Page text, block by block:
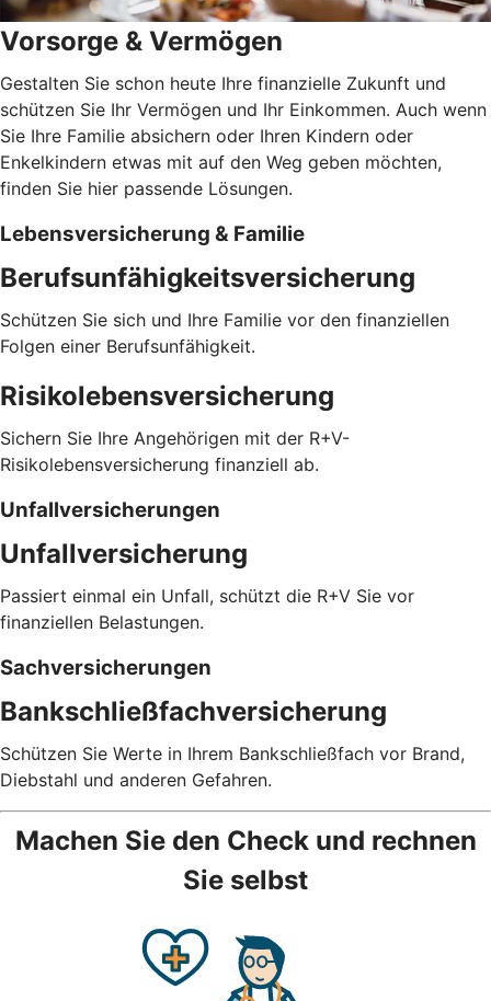
Vorsorge & Vermögen
Gestalten Sie schon heute Ihre finanzielle Zukunft und
schützen Sie Ihr Vermögen und Ihr Einkommen. Auch wenn
Sie Ihre Familie absichern oder Ihren Kindern oder
Enkelkindern etwas mit auf den Weg geben möchten,
finden Sie hier passende Lösungen.
Lebensversicherung & Familie
Berufsunfähigkeitsversicherung
Schützen Sie sich und Ihre Familie vor den finanziellen
Folgen einer Berufsunfähigkeit.
Risikolebensversicherung
Sichern Sie Ihre Angehörigen mit der R+V-
Risikolebensversicherung finanziell ab.
Unfallversicherungen
Unfallversicherung
Passiert einmal ein Unfall, schützt die R+V Sie vor
finanziellen Belastungen.
Sachversicherungen
Bankschließfachversicherung
Schützen Sie Werte in Ihrem Bankschließfach vor Brand,
Diebstahl und anderen Gefahren.
Machen Sie den Check und rechnen
Sie selbst